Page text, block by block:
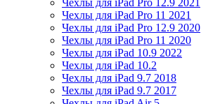
Чехлы для iPad Pro 12.9 2021
Чехлы для iPad Pro 11 2021
Чехлы для iPad Pro 12.9 2020
Чехлы для iPad Pro 11 2020
Чехлы для iPad 10.9 2022
Чехлы для iPad 10.2
Чехлы для iPad 9.7 2018
Чехлы для iPad 9.7 2017